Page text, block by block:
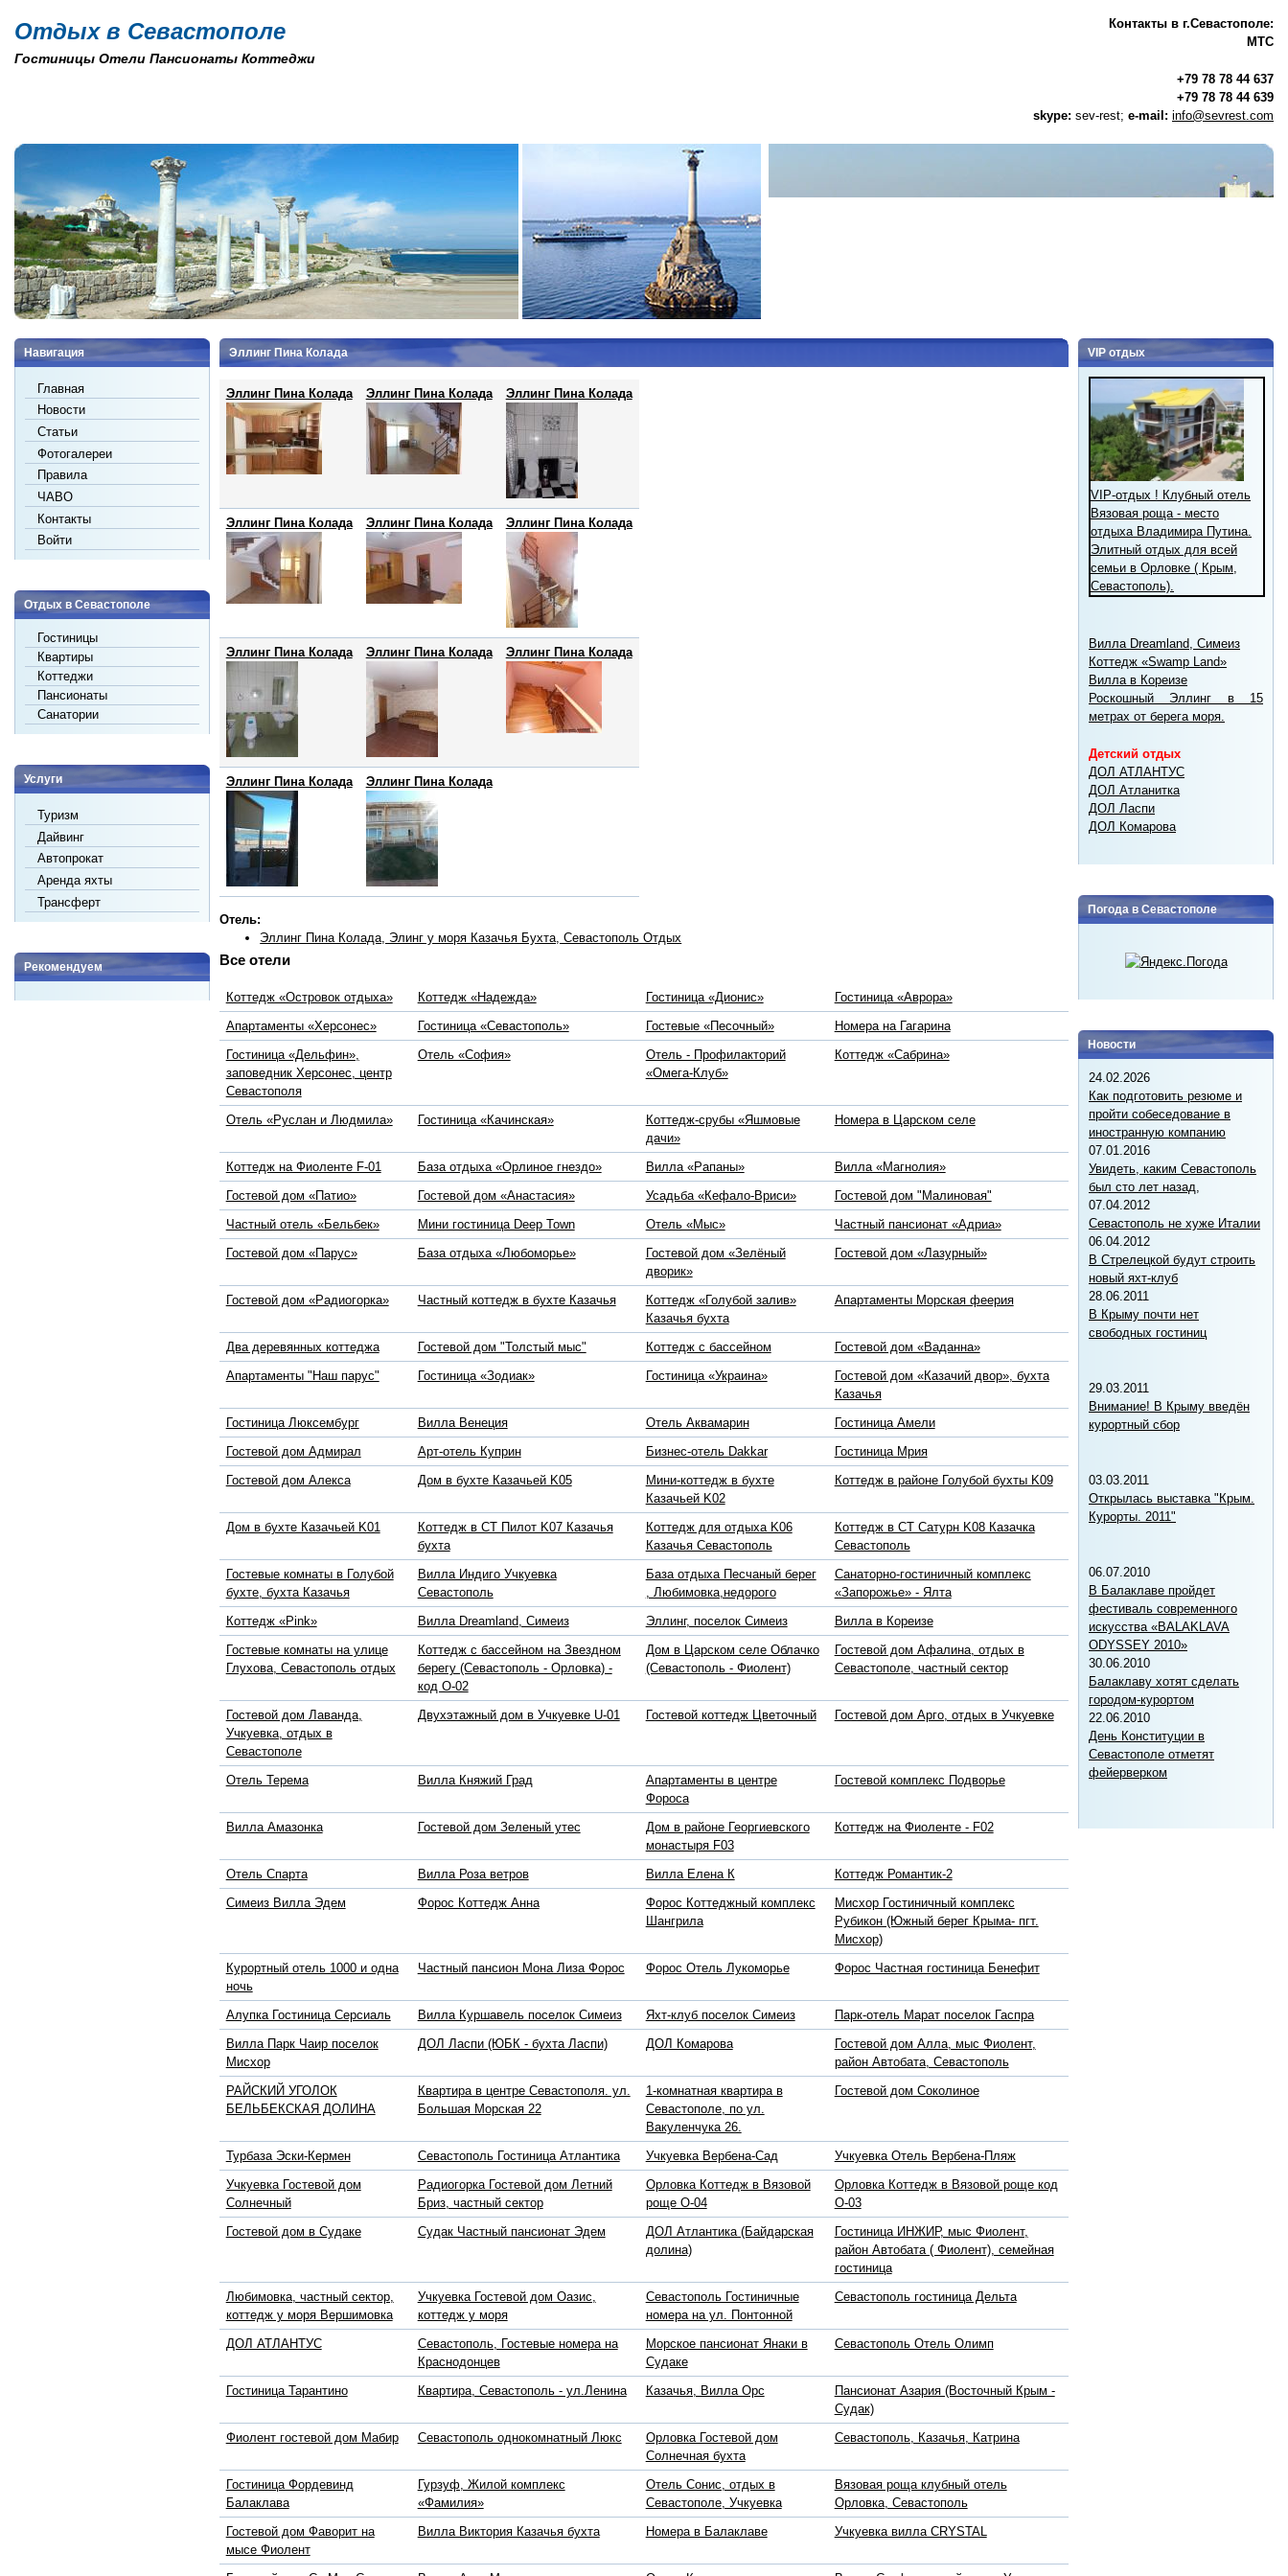
Отдых в Севастополе
Гостиницы Отели Пансионаты Коттеджи
Контакты в г.Севастополе:
МТС
+79 78 78 44 637
+79 78 78 44 639
skype: sev-rest; e-mail: info@sevrest.com
Эллинг Пина Колада
Эллинг Пина Колада Эллинг Пина Колада Эллинг Пина Колада
Эллинг Пина Колада Эллинг Пина Колада Эллинг Пина Колада
Эллинг Пина Колада Эллинг Пина Колада Эллинг Пина Колада
Эллинг Пина Колада Эллинг Пина Колада
Отель:
Эллинг Пина Колада, Элинг у моря Казачья Бухта, Севастополь Отдых
Все отели
Коттедж «Островок отдыха» Коттедж «Надежда» Гостиница «Дионис»
Гостиница «Аврора»
Апартаменты «Херсонес»
Гостиница «Севастополь» Гостевые «Песочный»
Номера на Гагарина
Гостиница «Дельфин»,
заповедник Херсонес, центр
Севастополя
Отель «София»
Отель - Профилакторий
«Омега-Клуб»
Коттедж «Сабрина»
Отель «Руслан и Людмила» Гостиница «Качинская»
Коттедж-срубы «Яшмовые
дачи»
Номера в Царском селе
Коттедж на Фиоленте F-01 База отдыха «Орлиное гнездо» Вилла «Рапаны»
Вилла «Магнолия»
Гостевой дом «Патио»
Гостевой дом «Анастасия» Усадьба «Кефало-Вриси»
Гостевой дом "Малиновая"
Частный отель «Бельбек»
Мини гостиница Deep Town Отель «Мыс»
Частный пансионат «Адриа»
Гостевой дом «Парус»
База отдыха «Любоморье»
Гостевой дом «Зелёный
дворик»
Гостевой дом «Лазурный»
Гостевой дом «Радиогорка» Частный коттедж в бухте Казачья
Коттедж «Голубой залив»
Казачья бухта
Апартаменты Морская феерия
Два деревянных коттеджа Гостевой дом "Толстый мыс" Коттедж с бассейном
Гостевой дом «Ваданна»
Апартаменты "Наш парус"
Гостиница «Зодиак» Гостиница «Украина»
Гостевой дом «Казачий двор», бухта
Казачья
Гостиница Люксембург
Вилла Венеция Отель Аквамарин
Гостиница Амели
Гостевой дом Адмирал
Арт-отель Куприн Бизнес-отель Dakkar
Гостиница Мрия
Гостевой дом Алекса
Дом в бухте Казачьей K05
Мини-коттедж в бухте
Казачьей K02
Коттедж в районе Голубой бухты K09
Дом в бухте Казачьей K01
Коттедж в СТ Пилот K07 Казачья
бухта
Коттедж для отдыха K06
Казачья Севастополь
Коттедж в СТ Сатурн K08 Казачка
Севастополь
Гостевые комнаты в Голубой
бухте, бухта Казачья
Вилла Индиго Учкуевка
Севастополь
База отдыха Песчаный берег
, Любимовка,недорого
Санаторно-гостиничный комплекс
«Запорожье» - Ялта
Коттедж «Pink»
Вилла Dreamland, Симеиз Эллинг, поселок Симеиз
Вилла в Кореизе
Гостевые комнаты на улице
Глухова, Севастополь отдых
Коттедж с бассейном на Звездном
берегу (Севастополь - Орловка) -
код O-02
Дом в Царском селе Облачко
(Севастополь - Фиолент)
Гостевой дом Афалина, отдых в
Севастополе, частный сектор
Гостевой дом Лаванда,
Учкуевка, отдых в
Севастополе
Двухэтажный дом в Учкуевке U-01 Гостевой коттедж Цветочный Гостевой дом Арго, отдых в Учкуевке
Отель Терема Вилла Княжий Град
Апартаменты в центре
Фороса
Гостевой комплекс Подворье
Вилла Амазонка Гостевой дом Зеленый утес
Дом в районе Георгиевского
монастыря F03
Коттедж на Фиоленте - F02
Отель Спарта Вилла Роза ветров Вилла Елена К
Коттедж Романтик-2
Симеиз Вилла Эдем
Форос Коттедж Анна
Форос Коттеджный комплекс
Шангрила
Мисхор Гостиничный комплекс
Рубикон (Южный берег Крыма- пгт.
Мисхор)
Курортный отель 1000 и одна
ночь
Частный пансион Мона Лиза Форос Форос Отель Лукоморье Форос Частная гостиница Бенефит
Алупка Гостиница Серсиаль Вилла Куршавель поселок Симеиз Яхт-клуб поселок Симеиз
Парк-отель Марат поселок Гаспра
Вилла Парк Чаир поселок
Мисхор
ДОЛ Ласпи (ЮБК - бухта Ласпи) ДОЛ Комарова
Гостевой дом Алла, мыс Фиолент,
район Автобата, Севастополь
РАЙСКИЙ УГОЛОК
БЕЛЬБЕКСКАЯ ДОЛИНА
Квартира в центре Севастополя. ул.
Большая Морская 22
1-комнатная квартира в
Севастополе, по ул.
Вакуленчука 26.
Гостевой дом Соколиное
Турбаза Эски-Кермен Севастополь Гостиница Атлантика Учкуевка Вербена-Сад
Учкуевка Отель Вербена-Пляж
Учкуевка Гостевой дом
Солнечный
Радиогорка Гостевой дом Летний
Бриз, частный сектор
Орловка Коттедж в Вязовой
роще O-04
Орловка Коттедж в Вязовой роще код
О-03
Гостевой дом в Судаке
Судак Частный пансионат Эдем
ДОЛ Атлантика (Байдарская
долина)
Гостиница ИНЖИР, мыс Фиолент,
район Автобата ( Фиолент), семейная
гостиница
Любимовка, частный сектор,
коттедж у моря Вершимовка
Учкуевка Гостевой дом Оазис,
коттедж у моря
Севастополь Гостиничные
номера на ул. Понтонной
Севастополь гостиница Дельта
ДОЛ АТЛАНТУС
Севастополь, Гостевые номера на
Краснодонцев
Морское пансионат Янаки в
Судаке
Севастополь Отель Олимп
Гостиница Тарантино Квартира, Севастополь - ул.Ленина Казачья, Вилла Орс
Пансионат Азария (Восточный Крым -
Судак)
Фиолент гостевой дом Мабир
Севастополь однокомнатный Люкс
Орловка Гостевой дом
Солнечная бухта
Севастополь, Казачья, Катрина
Гостиница Фордевинд
Балаклава
Гурзуф, Жилой комплекс
«Фамилия»
Отель Сонис, отдых в
Севастополе, Учкуевка
Вязовая роща клубный отель
Орловка, Севастополь
Гостевой дом Фаворит на
мысе Фиолент
Вилла Виктория Казачья бухта Номера в Балаклаве Учкуевка вилла CRYSTAL
Навигация
Главная
Новости
Статьи
Фотогалереи
Правила
ЧАВО
Контакты
Войти
Отдых в Севастополе
Гостиницы
Квартиры
Коттеджи
Пансионаты
Санатории
Услуги
Туризм
Дайвинг
Автопрокат
Аренда яхты
Трансферт
Рекомендуем
VIP отдых
VIP-отдых ! Клубный отель
Вязовая роща - место
отдыха Владимира Путина.
Элитный отдых для всей
семьи в Орловке ( Крым,
Севастополь).
Вилла Dreamland, Симеиз
Коттедж «Swamp Land»
Вилла в Кореизе
Роскошный Эллинг в 15
метрах от берега моря.
Детский отдых
ДОЛ АТЛАНТУС
ДОЛ Атланитка
ДОЛ Ласпи
ДОЛ Комарова
Погода в Севастополе
Новости
24.02.2026
Как подготовить резюме и
пройти собеседование в
иностранную компанию
07.01.2016
Увидеть, каким Севастополь
был сто лет назад,
07.04.2012
Севастополь не хуже Италии
06.04.2012
В Стрелецкой будут строить
новый яхт-клуб
28.06.2011
В Крыму почти нет
свободных гостиниц
29.03.2011
Внимание! В Крыму введён
курортный сбор
03.03.2011
Открылась выставка "Крым.
Курорты. 2011"
06.07.2010
В Балаклаве пройдет
фестиваль современного
искусства «BALAKLAVA
ODYSSEY 2010»
30.06.2010
Балаклаву хотят сделать
городом-курортом
22.06.2010
День Конституции в
Севастополе отметят
фейерверком